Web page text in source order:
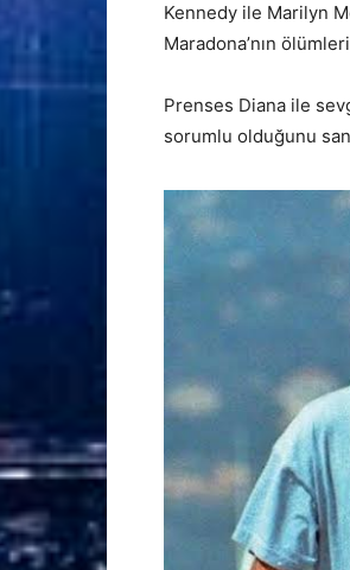
Kennedy ile Marilyn
Maradona’nın
Prenses Diana ile
sorumlu olduğunu